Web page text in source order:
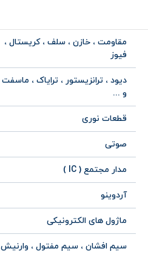
مقاومت ، خازن ، سلف ، کریستال ،
فیوز
دیود ، ترانزیستور ، ترایاک ، ماسفت
و ...
قطعات نوری
صوتی
مدار مجتمع ( IC )
آردوینو
ماژول های الکترونیکی
سیم افشان ، سیم مفتول ، وارنیش